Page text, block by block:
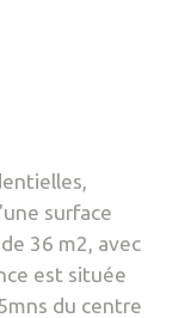
surface
36 m2, avec
est située
du centre